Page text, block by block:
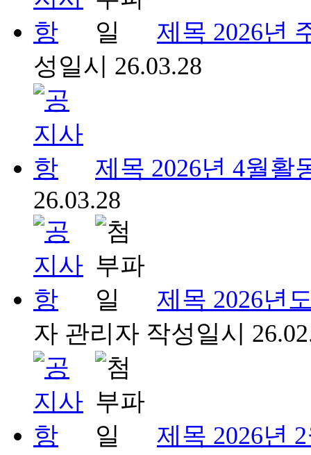
제목 2026년
성일시 26.03.28
제목 2026년 4월활
26.03.28
제목 2026년
자 관리자 작성일시
제목 2026년